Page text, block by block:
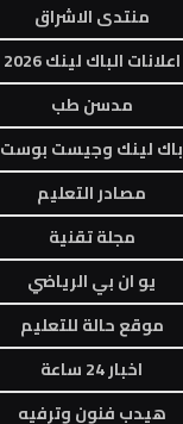
منتدى الاشراق
اعلانات الباك لينك 2026
مدسن طب
باك لينك وجيست بوست
مصادر التعليم
مجلة تقنية
يو ان بي الرياضي
موقع حالة للتعليم
اخبار 24 ساعة
هيدب فنون وترفيه